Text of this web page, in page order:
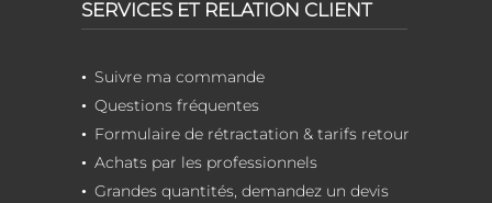
SERVICES ET RELATION CLIENT
Suivre ma commande
Questions fréquentes
Formulaire de rétractation & tarifs retour
Achats par les professionnels
Grandes quantités, demandez un devis